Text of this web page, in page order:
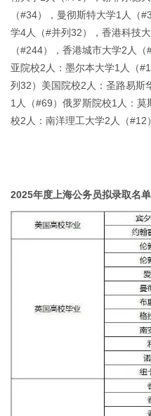
（#34），曼彻斯特大学1人（
学4人（#并列32），香港科技
（#244），香港城市大学2人
亚院校2人：墨尔本大学1人（
列32）美国院校2人：圣路易斯
1人（#69）俄罗斯院校1人：
校2人：南洋理工大学2人（#12
2025年度上海公务员拟录取名单